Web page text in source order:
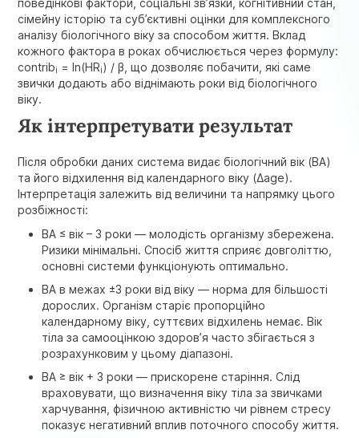
сімейну історію та суб’єктивні оцінки для комплексного
аналізу біологічного віку за способом життя. Вклад
кожного фактора в роках обчислюється через формулу:
contribi = ln(HRi) / β, що дозволяє побачити, які саме
звички додають або віднімають роки від біологічного
віку.
Як інтерпретувати результат
Після обробки даних система видає біологічний вік (BA)
та його відхилення від календарного віку (Δage).
Інтерпретація залежить від величини та напрямку цього
розбіжності:
BA ≤ вік – 3 роки — молодість організму збережена.
Ризики мінімальні. Спосіб життя сприяє довголіттю,
основні системи функціонують оптимально.
BA в межах ±3 роки від віку — норма для більшості
дорослих. Організм старіє пропорційно
календарному віку, суттєвих відхилень немає. Вік
тіла за самооцінкою здоров’я часто збігається з
розрахунковим у цьому діапазоні.
BA ≥ вік + 3 роки — прискорене старіння. Слід
враховувати, що визначення віку тіла за звичками
харчування, фізичною активністю чи рівнем стресу
показує негативний вплив поточного способу життя.